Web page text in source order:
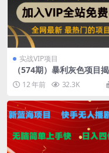
实战VIP项目
（574期）暴利灰色项目揭
秘：利用另类方法来大量
客户信息-操作灰色收入(
揭秘)
12 年前 32.3K